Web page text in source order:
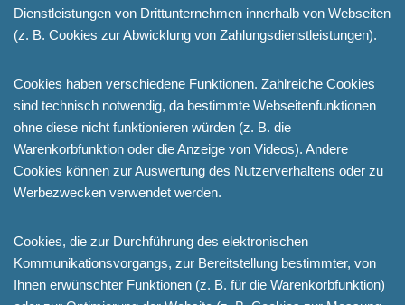
Dienstleistungen von Drittunternehmen innerhalb von Webseiten
(z. B. Cookies zur Abwicklung von Zahlungsdienstleistungen).
Cookies haben verschiedene Funktionen. Zahlreiche Cookies
sind technisch notwendig, da bestimmte Webseitenfunktionen
ohne diese nicht funktionieren würden (z. B. die
Warenkorbfunktion oder die Anzeige von Videos). Andere
Cookies können zur Auswertung des Nutzerverhaltens oder zu
Werbezwecken verwendet werden.
Cookies, die zur Durchführung des elektronischen
Kommunikationsvorgangs, zur Bereitstellung bestimmter, von
Ihnen erwünschter Funktionen (z. B. für die Warenkorbfunktion)